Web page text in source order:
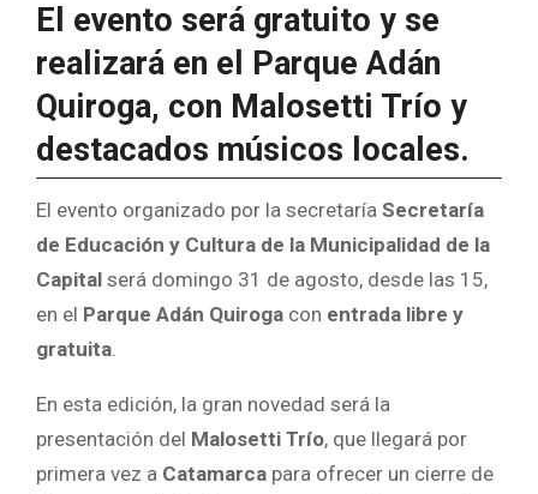
El evento será gratuito y se
realizará en el Parque Adán
Quiroga, con Malosetti Trío y
destacados músicos locales.
El evento organizado por la secretaría Secretaría
de Educación y Cultura de la Municipalidad de la
Capital será domingo 31 de agosto, desde las 15,
en el Parque Adán Quiroga con entrada libre y
gratuita
En esta edición, la gran novedad será la
presentación del Malosetti Trío, que llegará por
primera vez a Catamarca para ofrecer un cierre de